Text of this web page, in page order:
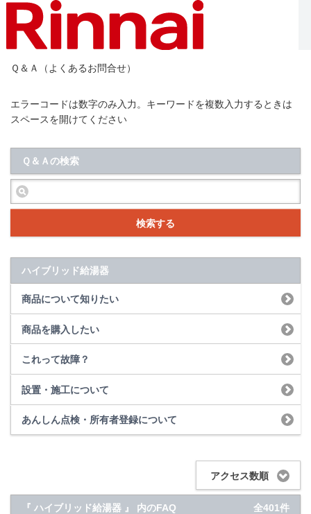
Ｑ＆Ａ（よくあるお問合せ）
エラーコードは数字のみ入力。キーワードを複数入力するときは
スペースを開けてください
Ｑ＆Ａの検索
検索する
ハイブリッド給湯器
商品について知りたい
商品を購入したい
これって故障？
設置・施工について
あんしん点検・所有者登録について
アクセス数順
『 ハイブリッド給湯器 』 内のFAQ 全401件